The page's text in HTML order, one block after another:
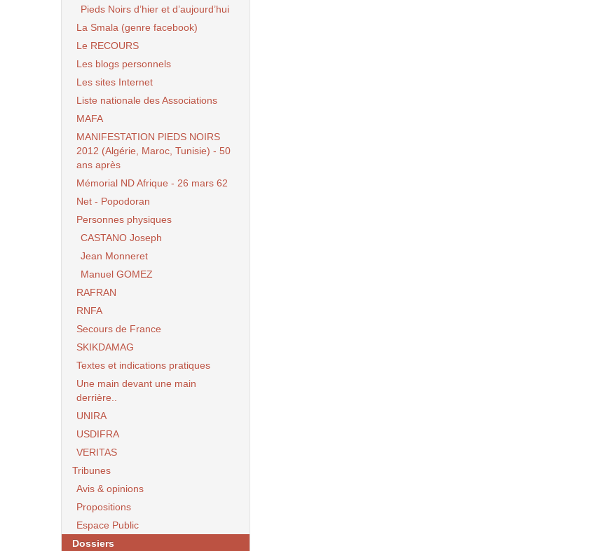
Pieds Noirs d’hier et d’aujourd’hui
La Smala (genre facebook)
Le RECOURS
Les blogs personnels
Les sites Internet
Liste nationale des Associations
MAFA
MANIFESTATION PIEDS NOIRS
2012 (Algérie, Maroc, Tunisie) - 50
ans après
Mémorial ND Afrique - 26 mars 62
Net - Popodoran
Personnes physiques
CASTANO Joseph
Jean Monneret
Manuel GOMEZ
RAFRAN
RNFA
Secours de France
SKIKDAMAG
Textes et indications pratiques
Une main devant une main
derrière..
UNIRA
USDIFRA
VERITAS
Tribunes
Avis & opinions
Propositions
Espace Public
Dossiers